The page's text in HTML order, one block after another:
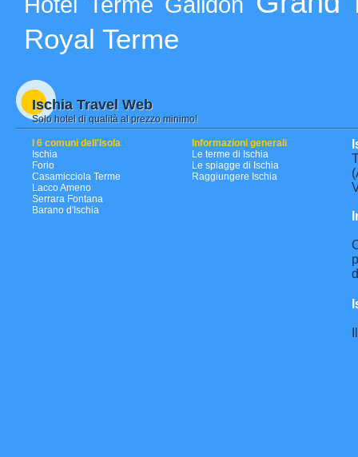
Royal Terme
Ischia Travel Web
Solo hotel di qualità al prezzo minimo!
I 6 comuni dell'Isola
Ischia
Forio
Casamicciola Terme
Lacco Ameno
Serrara Fontana
Barano d'Ischia
Informazioni generali
Le terme di Ischia
Le spiagge di Ischia
Raggiungere Ischia